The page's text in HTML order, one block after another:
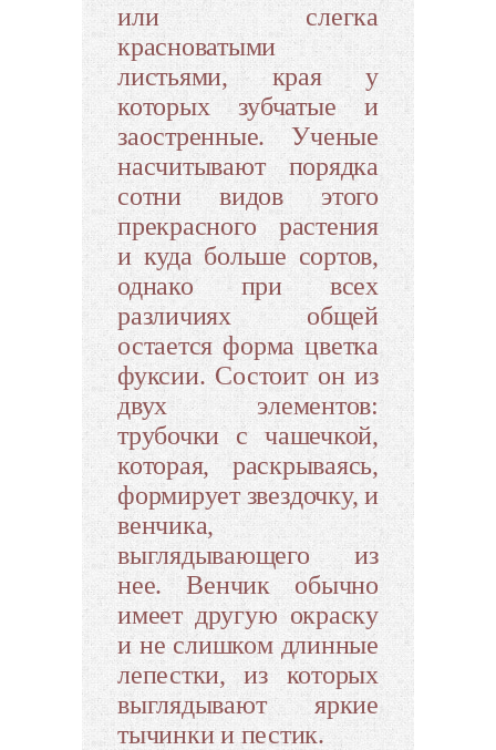
или слегка
красноватыми
листьями, края у
которых зубчатые и
заостренные. Ученые
насчитывают порядка
сотни видов этого
прекрасного растения
и куда больше сортов,
однако при всех
различиях общей
остается форма цветка
фуксии. Состоит он из
двух элементов:
трубочки с чашечкой,
которая, раскрываясь,
формирует звездочку, и
венчика,
выглядывающего из
нее. Венчик обычно
имеет другую окраску
и не слишком длинные
лепестки, из которых
выглядывают яркие
тычинки и пестик.